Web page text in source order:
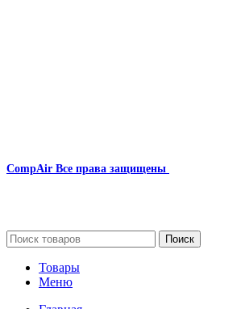
CompAir Все права защищены
Поиск
Товары
Меню